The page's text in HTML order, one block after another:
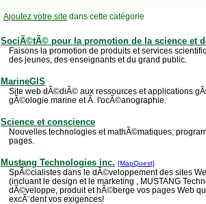
Ajoutez votre site dans cette catégorie
SociÃ©tÃ© pour la promotion de la science et
Faisons la promotion de produits et services
des jeunes, des enseignants et du grand public.
MarineGIS
Site web dÃ©diÃ© aux ressources et applications
gÃ©ologie marine et Ã l'ocÃ©anographie.
Science et conscience
Nouvelles technologies et mathÃ©matiques,
pages.
Mustang Technologies inc. [MapQuest]
SpÃ©cialistes dans le dÃ©veloppement des sites
(incluant le design et le marketing , MUSTANG
dÃ©veloppe, produit et hÃ©berge vos pages Web
excÃ¨dent vos exigences!